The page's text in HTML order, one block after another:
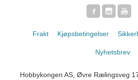
Frakt Kjøpsbetingelser
Nyhetsbrev
Hobbykongen AS, Øvre Rælingsveg